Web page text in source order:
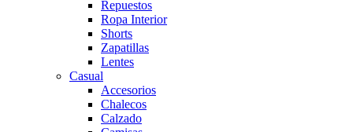
Repuestos
Ropa Interior
Shorts
Zapatillas
Lentes
Casual
Accesorios
Chalecos
Calzado